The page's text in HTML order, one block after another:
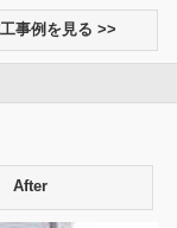
事例を見る >>
After